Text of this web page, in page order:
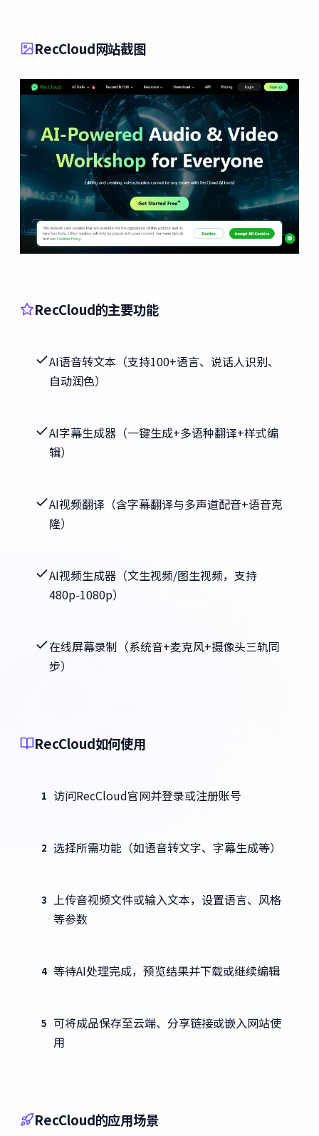
RecCloud网站截图
RecCloud的主要功能
AI语音转文本（支持100+语言、说话人识别、
自动润色）
AI字幕生成器（一键生成+多语种翻译+样式编
辑）
AI视频翻译（含字幕翻译与多声道配音+语音克
隆）
AI视频生成器（文生视频/图生视频，支持
480p-1080p）
在线屏幕录制（系统音+麦克风+摄像头三轨同
步）
RecCloud如何使用
1 访问RecCloud官网并登录或注册账号
2 选择所需功能（如语音转文字、字幕生成等）
3
上传音视频文件或输入文本，设置语言、风格
等参数
4 等待AI处理完成，预览结果并下载或继续编辑
5 可将成品保存至云端、分享链接或嵌入网站使
用
RecCloud的应用场景